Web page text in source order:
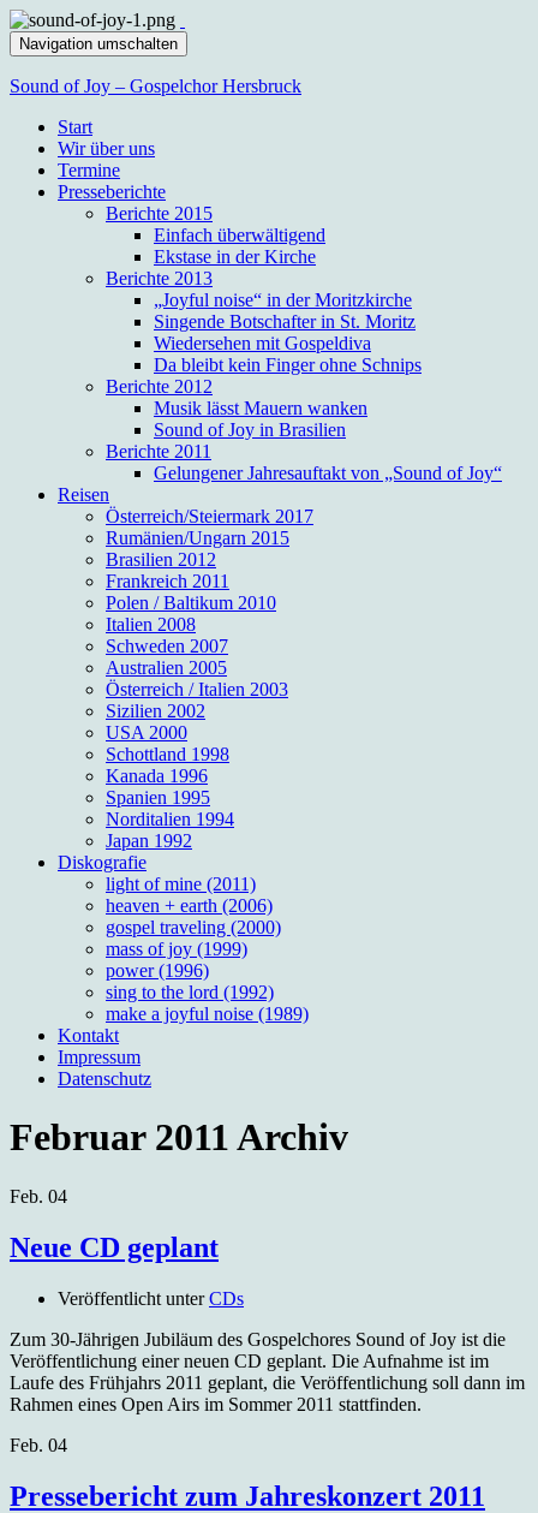
Navigation umschalten
Sound of Joy – Gospelchor Hersbruck
Start
Wir über uns
Termine
Presseberichte
Berichte 2015
Einfach überwältigend
Ekstase in der Kirche
Berichte 2013
„Joyful noise“ in der Moritzkirche
Singende Botschafter in St. Moritz
Wiedersehen mit Gospeldiva
Da bleibt kein Finger ohne Schnips
Berichte 2012
Musik lässt Mauern wanken
Sound of Joy in Brasilien
Berichte 2011
Gelungener Jahresauftakt von „Sound of Joy“
Reisen
Österreich/Steiermark 2017
Rumänien/Ungarn 2015
Brasilien 2012
Frankreich 2011
Polen / Baltikum 2010
Italien 2008
Schweden 2007
Australien 2005
Österreich / Italien 2003
Sizilien 2002
USA 2000
Schottland 1998
Kanada 1996
Spanien 1995
Norditalien 1994
Japan 1992
Diskografie
light of mine (2011)
heaven + earth (2006)
gospel traveling (2000)
mass of joy (1999)
power (1996)
sing to the lord (1992)
make a joyful noise (1989)
Kontakt
Impressum
Datenschutz
Februar 2011Archiv
Feb. 04
Neue CD geplant
Veröffentlicht unterCDs
Zum 30-Jährigen Jubiläum des Gospelchores Sound of Joy ist die
Veröffentlichung einer neuen CD geplant. Die Aufnahme ist im
Laufe des Frühjahrs 2011 geplant, die Veröffentlichung soll dann im
Rahmen eines Open Airs im Sommer 2011 stattfinden.
Feb. 04
Pressebericht zum Jahreskonzert 2011